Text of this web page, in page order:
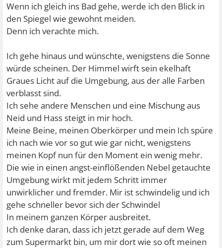
Wenn ich gleich ins Bad gehe, werde ich den Blick in
den Spiegel wie gewohnt meiden.
Denn ich verachte mich.
Ich gehe hinaus und wünschte, wenigstens die Sonne
würde scheinen. Der Himmel wirft sein ekelhaft
Graues Licht auf die Umgebung, aus der alle Farben
verblasst sind.
Ich sehe andere Menschen und eine Mischung aus
Neid und Hass steigt in mir hoch.
Meine Beine, meinen Oberkörper und mein Ich spüre
ich nach wie vor so gut wie gar nicht, wenigstens
meinen Kopf nun für den Moment ein wenig mehr.
Die wie in einen angst-einflößenden Nebel getauchte
Umgebung wirkt mit jedem Schritt immer
unwirklicher und fremder. Mir ist schwindelig und ich
gehe schneller bevor sich der Schwindel
In meinem ganzen Körper ausbreitet.
Ich denke daran, dass ich jetzt gerade auf dem Weg
zum Supermarkt bin, um mir dort wie so oft meinen